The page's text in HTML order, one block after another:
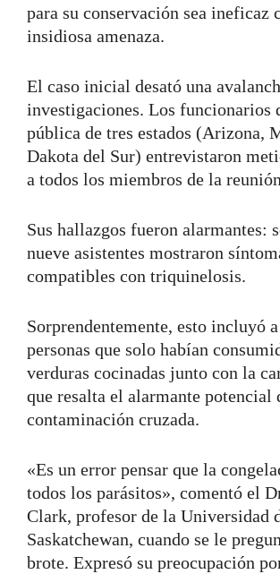
para su conservación sea ineficaz
insidiosa amenaza.
El caso inicial desató una
investigaciones. Los funcionarios
pública de tres estados (Arizona,
Dakota del Sur) entrevistaron
a todos los miembros de la
Sus hallazgos fueron alarmantes:
nueve asistentes mostraron
compatibles con triquinelosis.
Sorprendentemente, esto incluyó
personas que solo habían
verduras cocinadas junto con la
que resalta el alarmante potencial
contaminación cruzada.
«Es un error pensar que la
todos los parásitos», comentó el
Clark, profesor de la Universidad
Saskatchewan, cuando se le
brote. Expresó su preocupación